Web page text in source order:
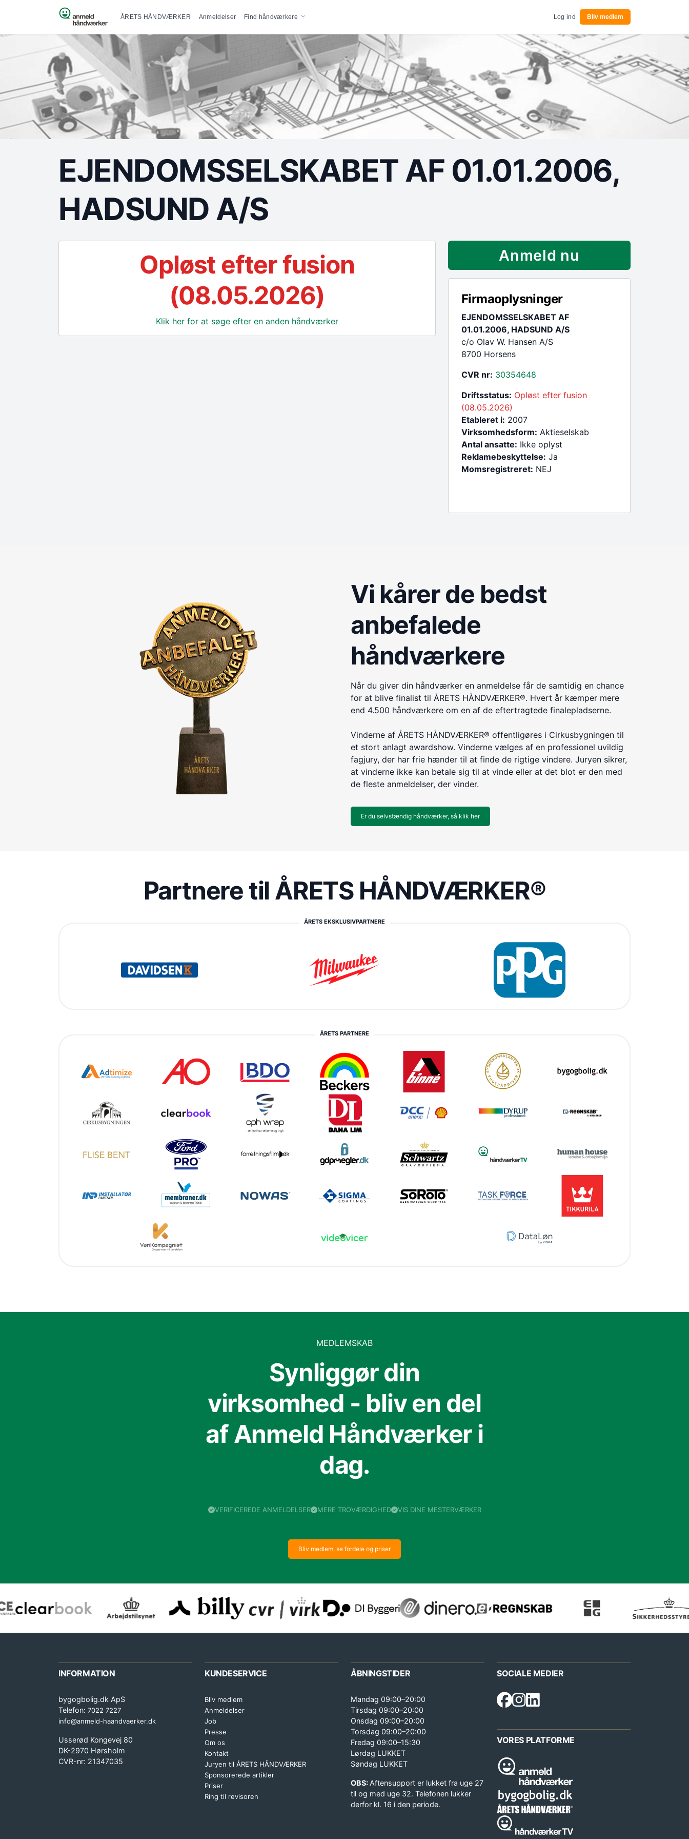
Spring til indhold Primær navigation
ÅRETS HÅNDVÆRKER Anmeldelser Find håndværkere Log ind Bliv medlem
EJENDOMSSELSKABET AF 01.01.2006,
HADSUND A/S
Opløst efter fusion
(08.05.2026)
Klik her for at søge efter en anden håndværker
Anmeld nu
Firmaoplysninger
EJENDOMSSELSKABET AF
01.01.2006, HADSUND A/S
c/o Olav W. Hansen A/S
8700 Horsens
CVR nr: 30354648
Driftsstatus: Opløst efter fusion
(08.05.2026)
Etableret i: 2007
Virksomhedsform: Aktieselskab
Antal ansatte: Ikke oplyst
Reklamebeskyttelse: Ja
Momsregistreret: NEJ
Vi kårer de bedst
anbefalede
håndværkere
Når du giver din håndværker en anmeldelse får de samtidig en chance
for at blive finalist til ÅRETS HÅNDVÆRKER®. Hvert år kæmper mere
end 4.500 håndværkere om en af de eftertragtede finalepladserne.
Vinderne af ÅRETS HÅNDVÆRKER® offentligøres i Cirkusbygningen til
et stort anlagt awardshow. Vinderne vælges af en professionel uvildig
fagjury, der har frie hænder til at finde de rigtige vindere. Juryen sikrer,
at vinderne ikke kan betale sig til at vinde eller at det blot er den med
de fleste anmeldelser, der vinder.
Er du selvstændig håndværker, så klik her
Partnere til ÅRETS HÅNDVÆRKER®
ÅRETS EKSKLUSIVPARTNERE
ÅRETS PARTNERE
MEDLEMSKAB
Synliggør din
virksomhed - bliv en del
af Anmeld Håndværker i
dag.
VERIFICEREDE ANMELDELSER MERE TROVÆRDIGHED VIS DINE MESTERVÆRKER
Bliv medlem, se fordele og priser
INFORMATION
bygogbolig.dk ApS
Telefon: 7022 7227
info@anmeld-haandvaerker.dk
Usserød Kongevej 80
DK-2970 Hørsholm
CVR-nr: 21347035
KUNDESERVICE
Bliv medlem
Anmeldelser
Job
Presse
Om os
Kontakt
Juryen til ÅRETS HÅNDVÆRKER
Sponsorerede artikler
Priser
Ring til revisoren
ÅBNINGSTIDER
Mandag 09:00–20:00
Tirsdag 09:00–20:00
Onsdag 09:00–20:00
Torsdag 09:00–20:00
Fredag 09:00–15:30
Lørdag LUKKET
Søndag LUKKET
OBS:Aftensupport er lukket fra uge 27
til og med uge 32. Telefonen lukker
derfor kl. 16 i den periode.
SOCIALE MEDIER
VORES PLATFORME